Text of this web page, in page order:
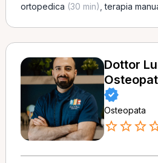
ortopedica (30 min) ,terapia
Dottor
Osteopata